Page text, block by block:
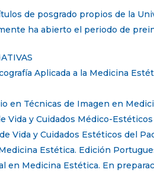
de posgrado propios de la
ha abierto el periodo de
Aplicada a la Medicina
en Técnicas de Imagen en
Vida y Cuidados Médico-
Vida y Cuidados Estéticos del
Estética. Edición
en Medicina Estética. En